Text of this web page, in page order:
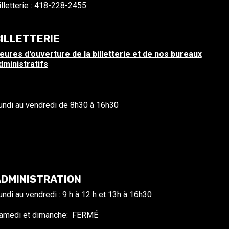
: 418-228-2455
d'ouverture de la billetterie et de nos bureaux
au vendredi de 8h30 à 16h30
au vendredi : 9 h à 12 h et 13h à 16h30
et dimanche: FERMÉ